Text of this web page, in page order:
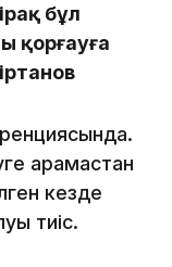
бұл
қорғауға
қарамастан
кезде
тиіс.